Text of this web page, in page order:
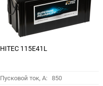
HITEC 115E41L
Пусковой ток, A: 850